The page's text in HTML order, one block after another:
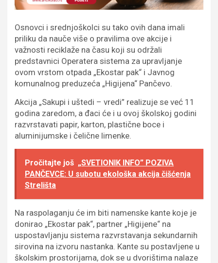
Osnovci i srednjoškolci su tako ovih dana imali
priliku da nauče više o pravilima ove akcije i
važnosti reciklaže na času koji su održali
predstavnici Operatera sistema za upravljanje
ovom vrstom otpada „Ekostar pak“ i Javnog
komunalnog preduzeća „Higijena“ Pančevo.
Akcija „Sakupi i uštedi – vredi” realizuje se već 11
godina zaredom, a đaci će i u ovoj školskoj godini
razvrstavati papir, karton, plastične boce i
aluminijumske i čelične limenke.
Pročitajte još „SVETIONIK INFO” POZIVA
PANČEVCE: U subotu ekološka akcija čišćenja
Strelišta
Na raspolaganju će im biti namenske kante koje je
donirao „Ekostar pak“, partner „Higijene“ na
uspostavljanju sistema razvrstavanja sekundarnih
sirovina na izvoru nastanka. Kante su postavljene u
školskim prostorijama, dok se u dvorištima nalaze